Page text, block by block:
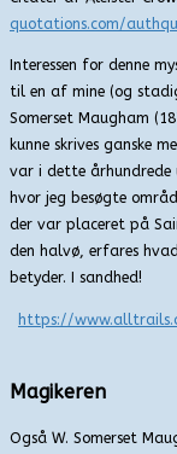
quotations.com/
Interessen for denne
til en af mine (og
Somerset Maugham
kunne skrives ganske
var i dette århundrede
hvor jeg besøgte
der var placeret på
den halvø, erfares
betyder. I sandhed!
https://
Magikeren
Også W. Somerset